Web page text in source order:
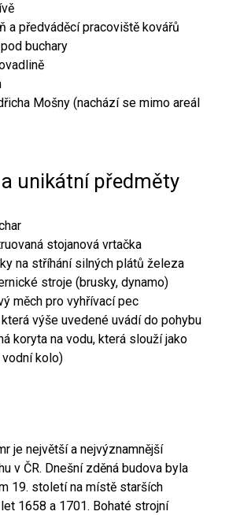
a předváděcí pracoviště kovářů
buchary
Mošny (nachází se mimo areál
unikátní předměty
stojanová vrtačka
na stříhání silných plátů železa
stroje (brusky, dynamo)
měch pro vyhřívací pec
výše uvedené uvádí do pohybu
koryta na vodu, která slouží jako
kolo)
je největší a nejvýznamnější
v ČR. Dnešní zděná budova byla
19. století na místě starších
1658 a 1701. Bohaté strojní